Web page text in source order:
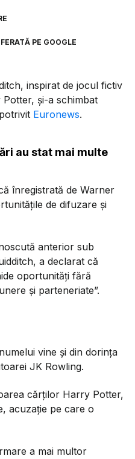
PE GOOGLE
inspirat de jocul fictiv
și-a schimbat
Euronews.
au stat mai multe
înregistrată de Warner
de difuzare și
anterior sub
a declarat că
oportunități fără
și parteneriate”.
vine și din dorința
JK Rowling.
cărților Harry Potter,
acuzație pe care o
a mai multor